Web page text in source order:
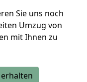
Sie uns noch
Umzug von
mit Ihnen zu